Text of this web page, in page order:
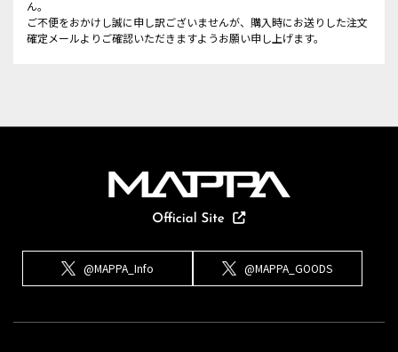
ん。
ご不便をおかけし誠に申し訳ございませんが、購入時にお送りした注文
確定メールよりご確認いただきますようお願い申し上げます。
@MAPPA_Info @MAPPA_GOODS